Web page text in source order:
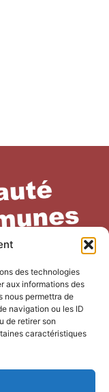
des technologies
aux informations des
nous permettra de
navigation ou les ID
de retirer son
caractéristiques